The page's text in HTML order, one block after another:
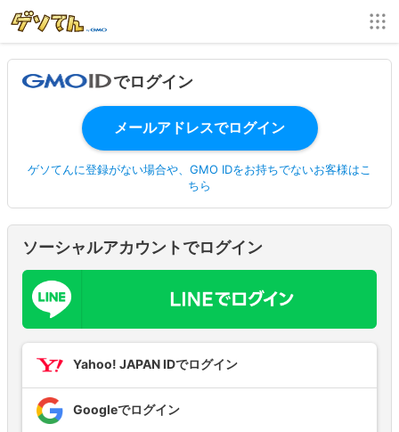
でログイン
ゲソてんに登録がない場合や、GMO IDをお持ちでないお客様はこ
ちら
ソーシャルアカウントでログイン
Yahoo! JAPAN IDでログイン
Googleでログイン